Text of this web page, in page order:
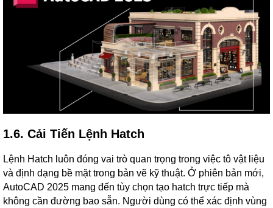
1.6. Cải Tiến Lệnh Hatch
Lệnh Hatch luôn đóng vai trò quan trọng trong việc tô vật liệu
và định dạng bề mặt trong bản vẽ kỹ thuật. Ở phiên bản mới,
AutoCAD 2025 mang đến tùy chọn tạo hatch trực tiếp mà
không cần đường bao sẵn. Người dùng có thể xác định vùng